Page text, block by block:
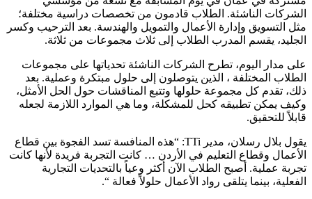
الشركات الناشئة. الطلاب قادمون من تخصصات دراسية مختلفة؛
مثل التسويق وإدارة الأعمال والتمويل والهندسة. بعد الترحيب وكسر
الجليد، يقسم المدرب الطلاب إلى ثلاث مجموعات من ثلاثة.
على مدار اليوم، تطرح الشركات الناشئة تحدياتها على مجموعات
الطلاب المختلفة ، الذين يتوصلون إلى حلول مبتكرة وعملية. بعد
ذلك، تقدم كل مجموعة حلولها وتتبع المناقشات حول الحل الأمثل،
وكيف يمكن تطبيقه كحل للمشكلة، وما هي الموارد اللازمة لجعله
قابلاً للتحقيق.
يقول بلال رسلان، مدير TTi: “هذه المنافسة تسد الفجوة بين قطاع
الأعمال وقطاع التعليم في الأردن … كانت التجربة فريدة لأنها كانت
تجربة عملية. أصبح الطلاب الآن أكثر وعياً بالتحديات التجارية
الفعلية، بينما يتلقى رواد الأعمال حلولاً فعالة “.